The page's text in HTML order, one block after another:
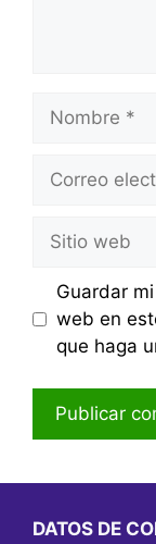
Nombre
Correo
Sitio
web
Guardar
web en
que haga
DATOS DE